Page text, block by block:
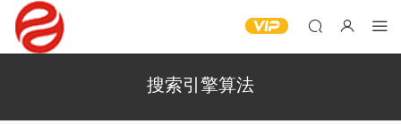
搜索引擎算法